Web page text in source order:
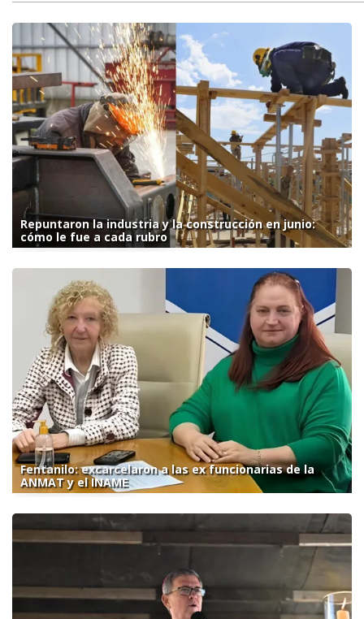
Repuntaron la industria y la construcción en junio:
cómo le fue a cada rubro
Fentanilo: excarcelaron a las ex funcionarias de la
ANMAT y el INAME